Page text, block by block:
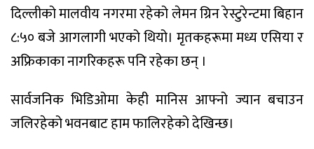
दिल्लीको मालवीय नगरमा रहेको लेमन ग्रिन रेस्टुरेन्टमा बिहान
८:५० बजे आगलागी भएको थियो। मृतकहरूमा मध्य एसिया र
अफ्रिकाका नागरिकहरू पनि रहेका छन् ।
सार्वजनिक भिडिओमा केही मानिस आफ्नो ज्यान बचाउन
जलिरहेको भवनबाट हाम फालिरहेको देखिन्छ।